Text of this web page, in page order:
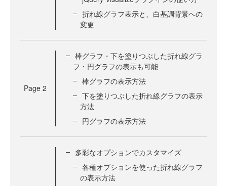
折れ線グラフ表示と、白基調背景への
変更
Page 2
棒グラフ・下を塗りつぶした折れ線グラ
フ・円グラフの表示も可能
棒グラフの表示方法
下を塗りつぶした折れ線グラフの表示
方法
円グラフの表示方法
多彩なオプションでカスタマイズ
各種オプションを使った折れ線グラフ
の表示方法